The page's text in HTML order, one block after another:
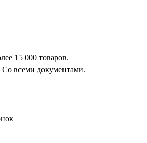
15 000 товаров.
Со всеми документами.